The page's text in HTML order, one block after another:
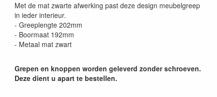
Met de mat zwarte afwerking past deze design meubelgreep
in ieder interieur.
- Greeplengte 202mm
- Boormaat 192mm
- Metaal mat zwart
Grepen en knoppen worden geleverd zonder schroeven.
Deze dient u apart te bestellen.